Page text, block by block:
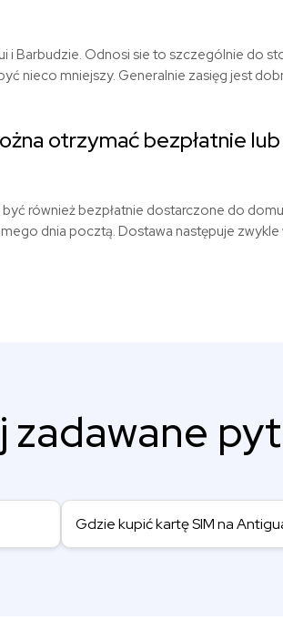
i Barbudzie. Odnosi sie to szczególnie do
nieco mniejszy. Generalnie zasięg jest
otrzymać bezpłatnie
również bezpłatnie dostarczone do
dnia pocztą. Dostawa następuje zwykle
zadawane
Gdzie kupić kartę SIM na